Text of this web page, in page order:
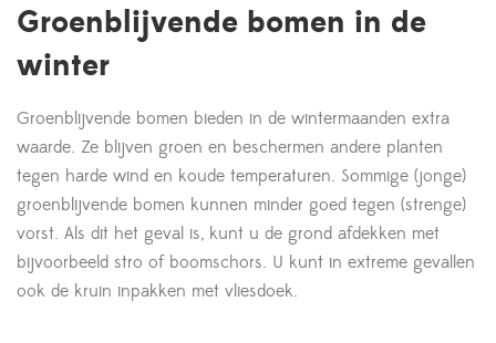
Groenblijvende bomen in de
winter
Groenblijvende bomen bieden in de wintermaanden extra
waarde. Ze blijven groen en beschermen andere planten
tegen harde wind en koude temperaturen. Sommige (jonge)
groenblijvende bomen kunnen minder goed tegen (strenge)
vorst. Als dit het geval is, kunt u de grond afdekken met
bijvoorbeeld stro of boomschors. U kunt in extreme gevallen
ook de kruin inpakken met vliesdoek.